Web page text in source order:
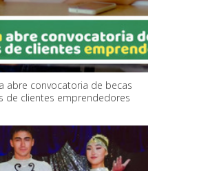
abre convocatoria de becas
de clientes emprendedores